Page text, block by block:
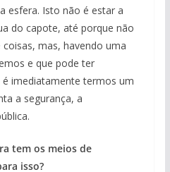
esfera. Isto não é estar a
do capote, até porque não
mas, havendo uma
e que pode ter
imediatamente termos um
a segurança, a
tem os meios de
isso?